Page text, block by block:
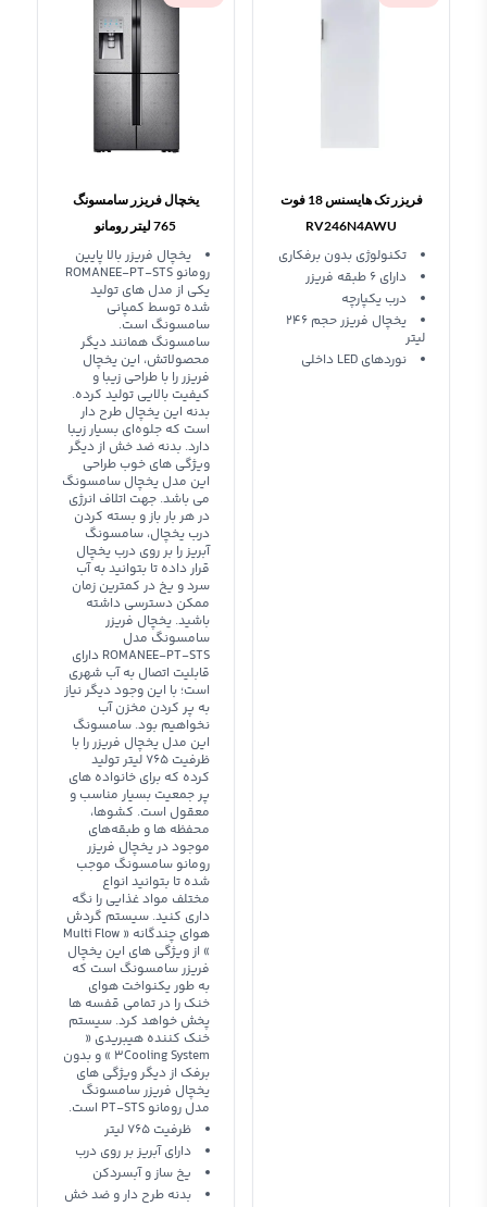
فریزر تک هایسنس 18 فوت
RV246N4AWU
تکنولوژی بدون برفکاری
دارای 6 طبقه فریزر
درب یکپارچه
یخچال فریزر حجم 246
لیتر
نوردهای LED داخلی
یخچال فریزر سامسونگ
765 لیتر رومانو
ROMANEE-PT-STS
Samsung Refrigerator
یخچال فریزر بالا پایین
رومانو ROMANEE-PT-STS
یکی از مدل های تولید
شده توسط کمپانی
سامسونگ است.
سامسونگ همانند دیگر
محصولاتش، این یخچال
فریزر را با طراحی زیبا و
کیفیت بالایی تولید کرده.
بدنه این یخچال طرح دار
است که جلوه‌ای بسیار زیبا
دارد. بدنه ضد خش از دیگر
ویژگی های خوب طراحی
این مدل یخچال سامسونگ
می باشد. جهت اتلاف انرژی
در هر بار باز و بسته کردن
درب یخچال، سامسونگ
آبریز را بر روی درب یخچال
قرار داده تا بتوانید به آب
سرد و یخ در کمترین زمان
ممکن دسترسی داشته
باشید. یخچال فریزر
سامسونگ مدل
ROMANEE-PT-STS دارای
قابلیت اتصال به آب شهری
است؛ با این وجود دیگر نیاز
به پر کردن مخزن آب
نخواهیم بود.‌ سامسونگ
این مدل یخچال فریزر را با
ظرفیت 765 لیتر تولید
کرده که برای خانواده های
پر جمعیت بسیار مناسب و
معقول است. کشوها،
محفظه ها و طبقه‌های
موجود در یخچال فریزر
رومانو سامسونگ موجب
شده تا بتوانید انواع
مختلف مواد غذایی را نگه
داری کنید. سیستم گردش
هوای چندگانه « Multi Flow
» از ویژگی های این یخچال
فریزر سامسونگ است که
به طور یکنواخت هوای
خنک را در تمامی قفسه ها
پخش خواهد کرد.‌ سیستم
خنک کننده هیبریدی «
3Cooling System » و بدون
برفک از دیگر ویژگی های
یخچال فریزر سامسونگ
مدل رومانو PT-STS است.
ظرفیت 765 لیتر
دارای آبریز بر روی درب
یخ ساز و آبسردکن
بدنه طرح دار و ضد خش